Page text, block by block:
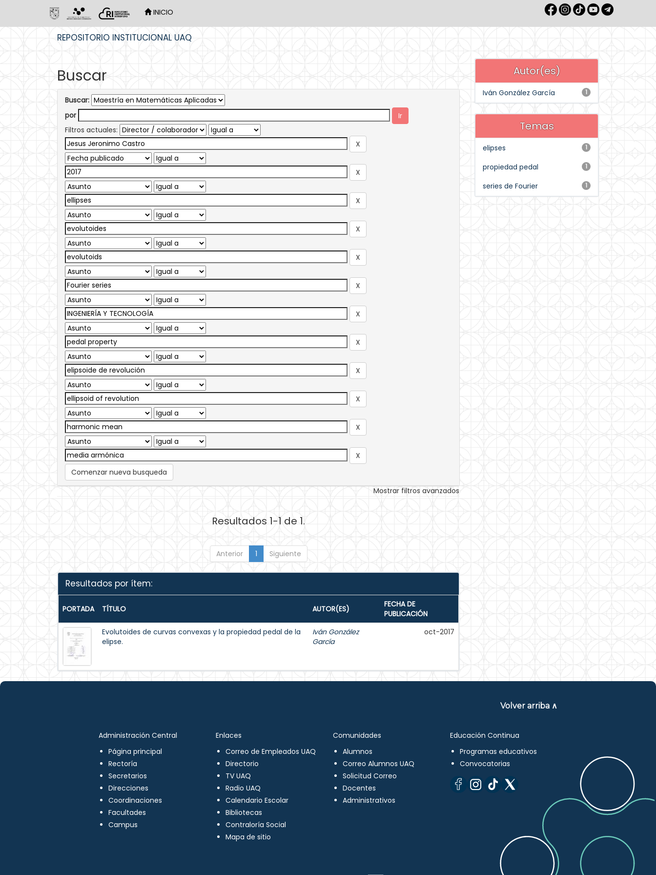
INICIO
REPOSITORIO INSTITUCIONAL UAQ
Buscar
Buscar:
por
Filtros actuales:
Comenzar nueva busqueda
Mostrar filtros avanzados
Resultados 1-1 de 1.
Anterior 1 Siguiente
Resultados por ítem:
PORTADA TÍTULO AUTOR(ES)
FECHA DE
PUBLICACIÓN
Evolutoides de curvas convexas y la propiedad pedal de la
elipse.
Iván González
García
oct-2017
Autor(es)
1
Iván González García
Temas
1
elipses
1
propiedad pedal
1
series de Fourier
Volver arriba ∧
Administración Central
Página principal
Rectoría
Secretarios
Direcciones
Coordinaciones
Facultades
Campus
Enlaces
Correo de Empleados UAQ
Directorio
TV UAQ
Radio UAQ
Calendario Escolar
Bibliotecas
Contraloría Social
Mapa de sitio
Comunidades
Alumnos
Correo Alumnos UAQ
Solicitud Correo
Docentes
Administrativos
Educación Continua
Programas educativos
Convocatorias